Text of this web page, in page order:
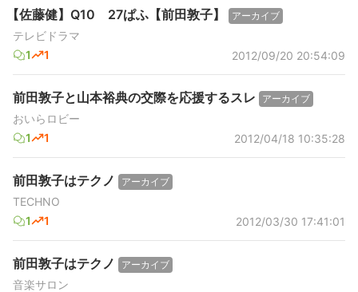
【佐藤健】Q10 27ぱふ【前田敦子】 アーカイブ
テレビドラマ
1
1 2012/09/20 20:54:09
前田敦子と山本裕典の交際を応援するスレ アーカイブ
おいらロビー
1
1 2012/04/18 10:35:28
前田敦子はテクノ アーカイブ
TECHNO
1
1 2012/03/30 17:41:01
前田敦子はテクノ アーカイブ
音楽サロン